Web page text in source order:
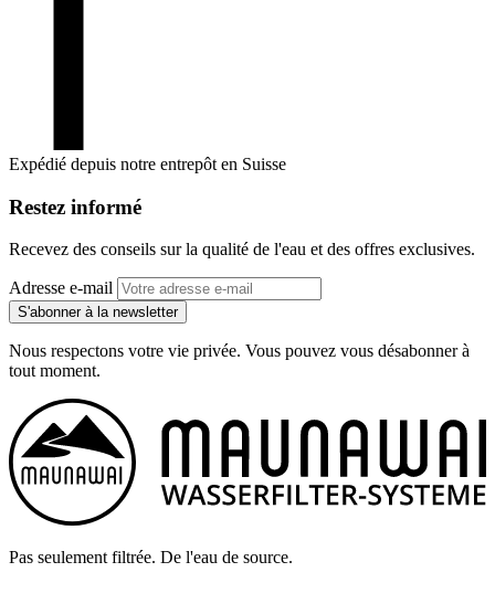
Expédié depuis notre entrepôt en Suisse
Restez informé
Recevez des conseils sur la qualité de l'eau et des offres exclusives.
Adresse e-mail
S'abonner à la newsletter
Nous respectons votre vie privée. Vous pouvez vous désabonner à
tout moment.
Pas seulement filtrée. De l'eau de source.